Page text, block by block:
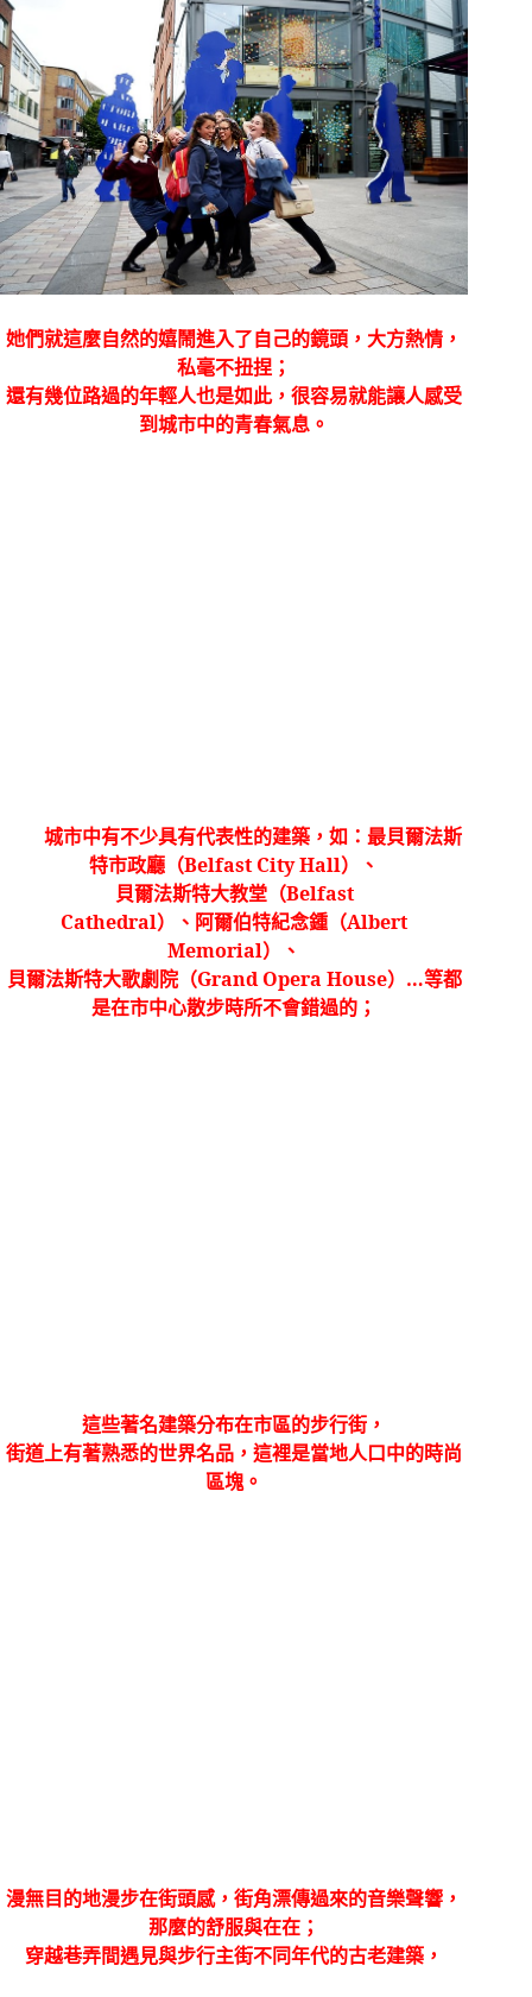
她們就這麼自然的嬉鬧進入了自己的鏡頭，大方熱情，
私毫不扭捏；
還有幾位路過的年輕人也是如此，很容易就能讓人感受
到城市中的青春氣息。
城市中有不少具有代表性的建築，如：最貝爾法斯
特市政廳（Belfast City Hall）、
貝爾法斯特大教堂（Belfast
Cathedral）、阿爾伯特紀念鍾（Albert
Memorial）、
貝爾法斯特大歌劇院（Grand Opera House） …等都
是在市中心散步時所不會錯過的；
這些著名建築分布在市區的步行街，
街道上有著熟悉的世界名品，這裡是當地人口中的時尚
區塊。
漫無目的地漫步在街頭感，街角漂傳過來的音樂聲響，
那麼的舒服與在在；
穿越巷弄間遇見與步行主街不同年代的古老建築，